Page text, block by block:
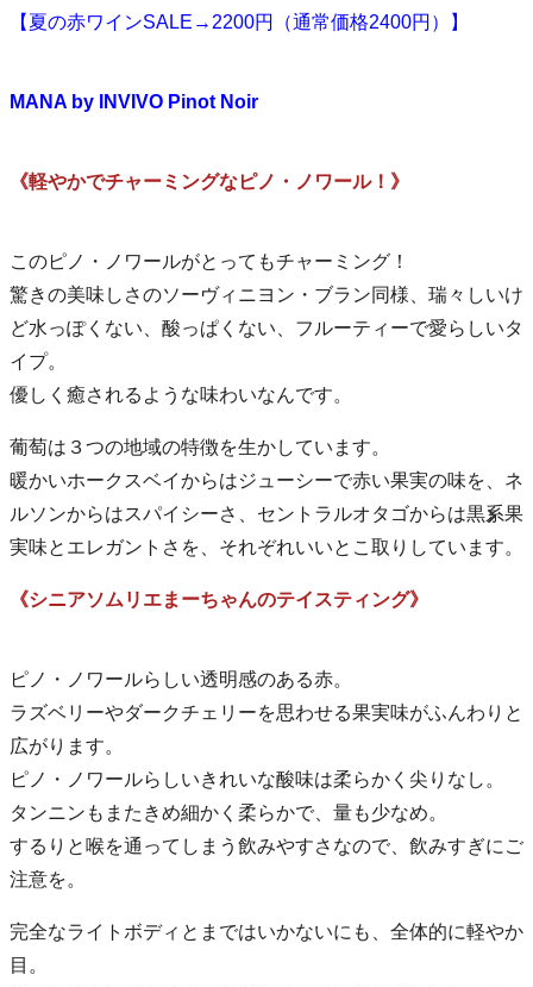
【夏の赤ワインSALE→2200円（通常価格2400円）】
MANA by INVIVO Pinot Noir
《軽やかでチャーミングなピノ・ノワール！》
このピノ・ノワールがとってもチャーミング！
驚きの美味しさのソーヴィニヨン・ブラン同様、瑞々しいけ
ど水っぽくない、酸っぱくない、フルーティーで愛らしいタ
イプ。
優しく癒されるような味わいなんです。
葡萄は３つの地域の特徴を生かしています。
暖かいホークスベイからはジューシーで赤い果実の味を、ネ
ルソンからはスパイシーさ、セントラルオタゴからは黒系果
実味とエレガントさを、それぞれいいとこ取りしています。
《シニアソムリエまーちゃんのテイスティング》
ピノ・ノワールらしい透明感のある赤。
ラズベリーやダークチェリーを思わせる果実味がふんわりと
広がります。
ピノ・ノワールらしいきれいな酸味は柔らかく尖りなし。
タンニンもまたきめ細かく柔らかで、量も少なめ。
するりと喉を通ってしまう飲みやすさなので、飲みすぎにご
注意を。
完全なライトボディとまではいかないにも、全体的に軽やか
目。